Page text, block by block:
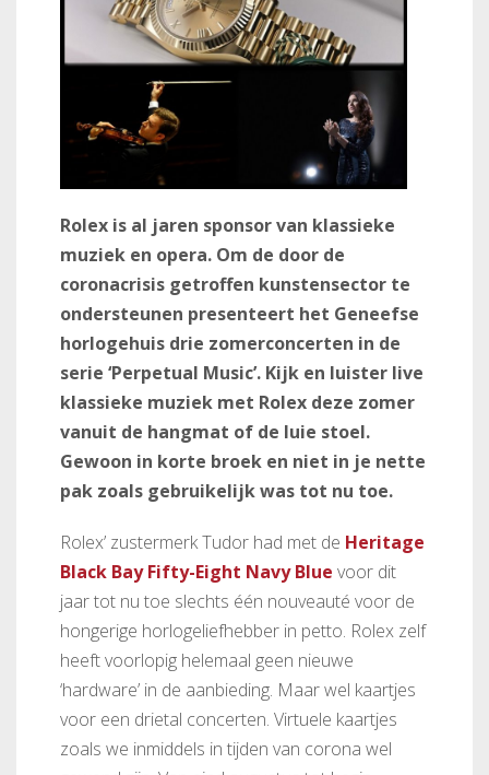
Rolex is al jaren sponsor van klassieke
muziek en opera. Om de door de
coronacrisis getroffen kunstensector te
ondersteunen presenteert het Geneefse
horlogehuis drie zomerconcerten in de
serie ‘Perpetual Music’. Kijk en luister live
klassieke muziek met Rolex deze zomer
vanuit de hangmat of de luie stoel.
Gewoon in korte broek en niet in je nette
pak zoals gebruikelijk was tot nu toe.
Rolex’ zustermerk Tudor had met de Heritage
Black Bay Fifty-Eight Navy Blue voor dit
jaar tot nu toe slechts één nouveauté voor de
hongerige horlogeliefhebber in petto. Rolex zelf
heeft voorlopig helemaal geen nieuwe
‘hardware’ in de aanbieding. Maar wel kaartjes
voor een drietal concerten. Virtuele kaartjes
zoals we inmiddels in tijden van corona wel